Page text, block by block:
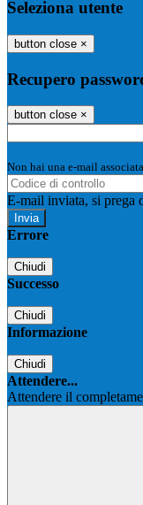
Seleziona utente
button close ×
Recupero
button close ×
Non hai una e-mail
E-mail inviata, si prega
Errore
Chiudi
Successo
Chiudi
Informazione
Chiudi
Attendere...
Attendere il